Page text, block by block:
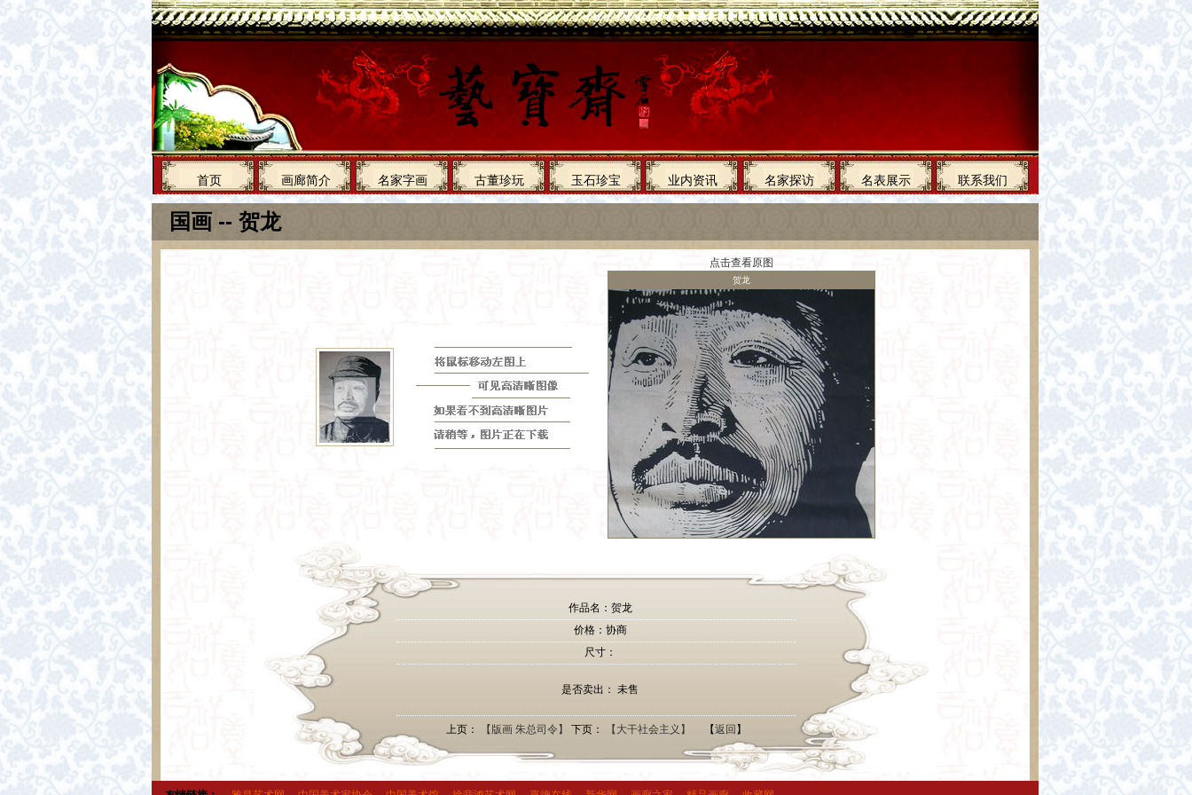
首页 画廊简介 名家字画 古董珍玩 玉石珍宝 业内资讯 名家探访 名表展示 联系我们
国画 -- 贺龙
点击查看原图
贺龙
作品名：贺龙
价格：协商
尺寸：
是否卖出： 未售
上页： 【版画 朱总司令】 下页： 【大干社会主义】 【返回 】